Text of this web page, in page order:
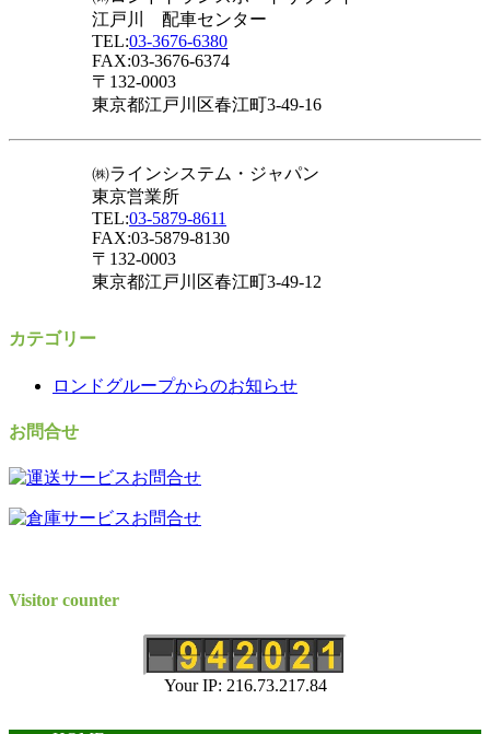
江戸川 配車センター
TEL:03-3676-6380
FAX:03-3676-6374
〒132-0003
東京都江戸川区春江町3-49-16
㈱ラインシステム・ジャパン
東京営業所
TEL:03-5879-8611
FAX:03-5879-8130
〒132-0003
東京都江戸川区春江町3-49-12
カテゴリー
ロンドグループからのお知らせ
お問合せ
Visitor counter
Your IP: 216.73.217.84